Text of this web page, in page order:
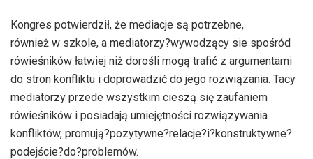
Kongres potwierdził, że mediacje są potrzebne,
również w szkole, a mediatorzy?wywodzący sie spośród
rówieśników łatwiej niż dorośli mogą trafić z argumentami
do stron konfliktu i doprowadzić do jego rozwiązania. Tacy
mediatorzy przede wszystkim cieszą się zaufaniem
rówieśników i posiadają umiejętności rozwiązywania
konfliktów, promują?pozytywne?relacje?i?konstruktywne?
podejście?do?problemów.